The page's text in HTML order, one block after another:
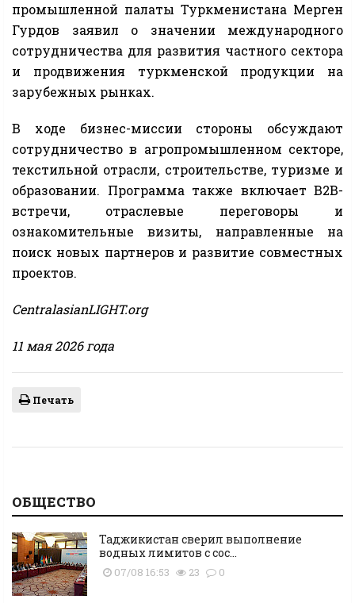
промышленной палаты Туркменистана Мерген
Гурдов заявил о значении международного
сотрудничества для развития частного сектора
и продвижения туркменской продукции на
зарубежных рынках.
В ходе бизнес-миссии стороны обсуждают
сотрудничество в агропромышленном секторе,
текстильной отрасли, строительстве, туризме и
образовании. Программа также включает B2B-
встречи, отраслевые переговоры и
ознакомительные визиты, направленные на
поиск новых партнеров и развитие совместных
проектов.
CentralasianLIGHT.org
11 мая 2026 года
Печать
ОБЩЕСТВО
Таджикистан сверил выполнение
водных лимитов с сос...
07/08 16:53 23 0